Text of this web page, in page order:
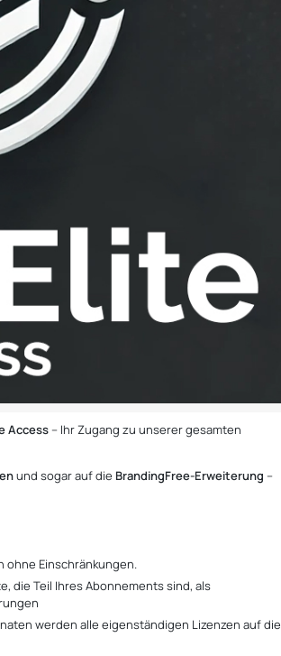
Access– Ihr Zugang zu unserer gesamten
und sogar auf die BrandingFree-Erweiterung –
ohne Einschränkungen.
die Teil Ihres Abonnements sind, als
werden alle eigenständigen Lizenzen auf die